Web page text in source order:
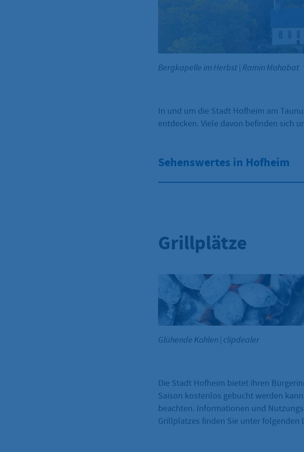
Bergkapelle im Herbst Ramin Mohabat
In und um die Stadt Hofheim am
entdecken. Viele davon befinden sich
Sehenswertes in Hofheim
Grillplätze
Glühende Kohlen clipdealer
Die Stadt Hofheim bietet ihren
Saison kostenlos gebucht werden
beachten. Informationen und
Grillplatzes finden Sie unter folgenden